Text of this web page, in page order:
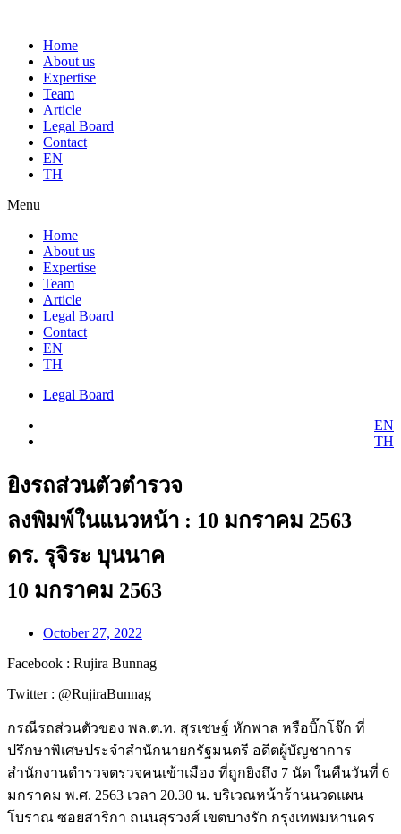
Home
About us
Expertise
Team
Article
Legal Board
Contact
EN
TH
Menu
Home
About us
Expertise
Team
Article
Legal Board
Contact
EN
TH
Legal Board
EN
TH
ยิงรถส่วนตัวตำรวจ
ลงพิมพ์ในแนวหน้า : 10 มกราคม 2563
ดร. รุจิระ บุนนาค
10 มกราคม 2563
October 27, 2022
Facebook : Rujira Bunnag
Twitter : @RujiraBunnag
กรณีรถส่วนตัวของ พล.ต.ท. สุรเชษฐ์ หักพาล หรือบิ๊กโจ๊ก ที่
ปรึกษาพิเศษประจำสำนักนายกรัฐมนตรี อดีตผู้บัญชาการ
สำนักงานตำรวจตรวจคนเข้าเมือง ที่ถูกยิงถึง 7 นัด ในคืนวันที่ 6
มกราคม พ.ศ. 2563 เวลา 20.30 น. บริเวณหน้าร้านนวดแผน
โบราณ ซอยสาริกา ถนนสุรวงศ์ เขตบางรัก กรุงเทพมหานคร